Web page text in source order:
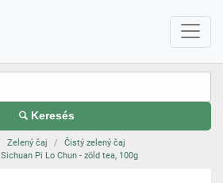
Keresés
Zelený čaj
Čistý zelený čaj
Sichuan Pi Lo Chun - zöld tea, 100g